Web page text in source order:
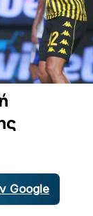
Google